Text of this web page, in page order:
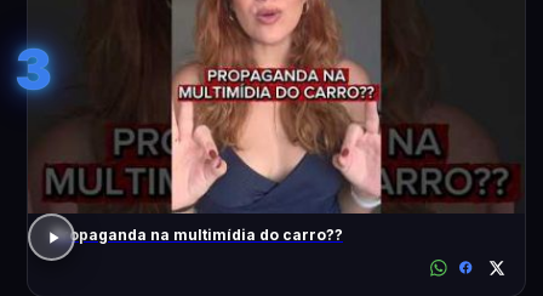
3
Propaganda na multimídia do carro??